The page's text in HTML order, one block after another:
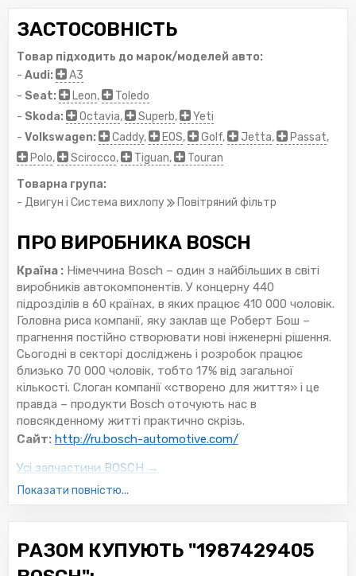
ЗАСТОСОВНІСТЬ
Товар підходить до марок/моделей авто:
- Audi:
A3
- Seat: Leon,
Toledo
- Skoda: Octavia, Superb,
Yeti
- Volkswagen: Caddy, EOS, Golf, Jetta, Passat,
Polo, Scirocco, Tiguan,
Touran
Товарна група:
- Двигун і Система вихлопу
Повітряний фільтр
ПРО ВИРОБНИКА BOSCH
Країна : Німеччина Bosch – один з найбільших в світі
виробників автокомпонентів. У концерну 440
підрозділів в 60 країнах, в яких працює 410 000 чоловік.
Головна риса компанії, яку заклав ще Роберт Бош –
прагнення постійно створювати нові інженерні рішення.
Сьогодні в секторі досліджень і розробок працює
близько 70 000 чоловік, тобто 17% від загальної
кількості. Слоган компанії «створено для життя» і це
правда – продукти Bosch оточують нас в
повсякденному житті практично скрізь.
Сайт: http://ru.bosch-automotive.com/
Усі запчастини BOSCH →
Показати повністю...
РАЗОМ КУПУЮТЬ "1987429405